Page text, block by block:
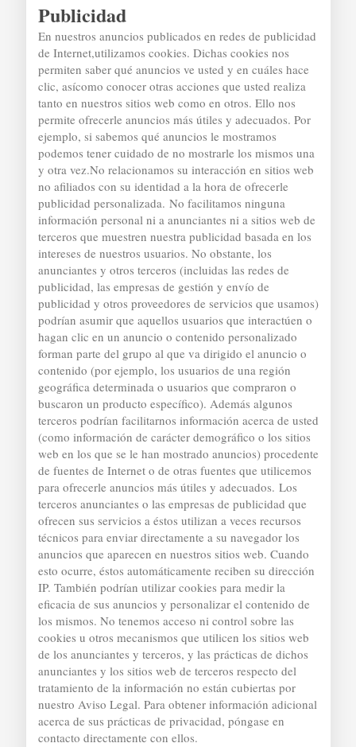
Publicidad
En nuestros anuncios publicados en redes de publicidad
de Internet,utilizamos cookies. Dichas cookies nos
permiten saber qué anuncios ve usted y en cuáles hace
clic, asícomo conocer otras acciones que usted realiza
tanto en nuestros sitios web como en otros. Ello nos
permite ofrecerle anuncios más útiles y adecuados. Por
ejemplo, si sabemos qué anuncios le mostramos
podemos tener cuidado de no mostrarle los mismos una
y otra vez.No relacionamos su interacción en sitios web
no afiliados con su identidad a la hora de ofrecerle
publicidad personalizada. No facilitamos ninguna
información personal ni a anunciantes ni a sitios web de
terceros que muestren nuestra publicidad basada en los
intereses de nuestros usuarios. No obstante, los
anunciantes y otros terceros (incluidas las redes de
publicidad, las empresas de gestión y envío de
publicidad y otros proveedores de servicios que usamos)
podrían asumir que aquellos usuarios que interactúen o
hagan clic en un anuncio o contenido personalizado
forman parte del grupo al que va dirigido el anuncio o
contenido (por ejemplo, los usuarios de una región
geográfica determinada o usuarios que compraron o
buscaron un producto específico). Además algunos
terceros podrían facilitarnos información acerca de usted
(como información de carácter demográfico o los sitios
web en los que se le han mostrado anuncios) procedente
de fuentes de Internet o de otras fuentes que utilicemos
para ofrecerle anuncios más útiles y adecuados. Los
terceros anunciantes o las empresas de publicidad que
ofrecen sus servicios a éstos utilizan a veces recursos
técnicos para enviar directamente a su navegador los
anuncios que aparecen en nuestros sitios web. Cuando
esto ocurre, éstos automáticamente reciben su dirección
IP. También podrían utilizar cookies para medir la
eficacia de sus anuncios y personalizar el contenido de
los mismos. No tenemos acceso ni control sobre las
cookies u otros mecanismos que utilicen los sitios web
de los anunciantes y terceros, y las prácticas de dichos
anunciantes y los sitios web de terceros respecto del
tratamiento de la información no están cubiertas por
nuestro Aviso Legal. Para obtener información adicional
acerca de sus prácticas de privacidad, póngase en
contacto directamente con ellos.